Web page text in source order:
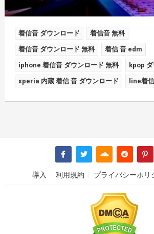
着信音 ダウンロード 着信音 無料
着信音 ダウンロード 無料 着信 音 edm
iphone 着信音 ダウンロード 無料 kpop
xperia 内蔵 着信 音 ダウンロード line着
導入 利用規約 プライバシーポリ